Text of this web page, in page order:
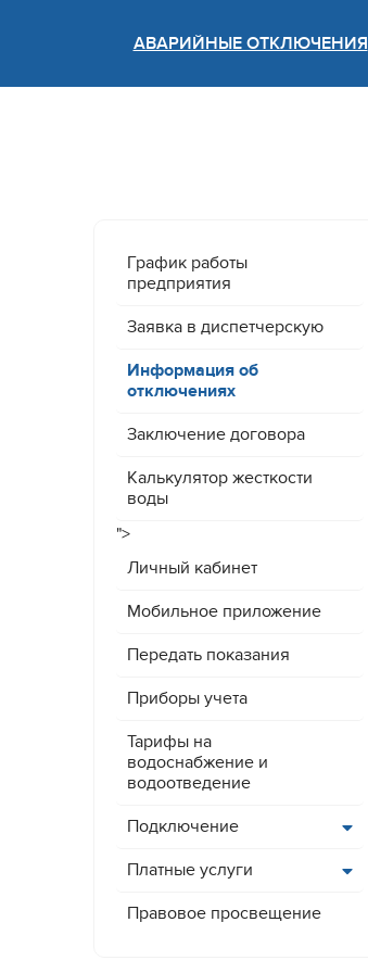
АВАРИЙНЫЕ ОТКЛЮЧЕНИЯ
График работы
предприятия
Заявка в диспетчерскую
Информация об
отключениях
Заключение договора
Калькулятор жесткости
воды
">
Личный кабинет
Мобильное приложение
Передать показания
Приборы учета
Тарифы на
водоснабжение и
водоотведение
Подключение
Платные услуги
Правовое просвещение